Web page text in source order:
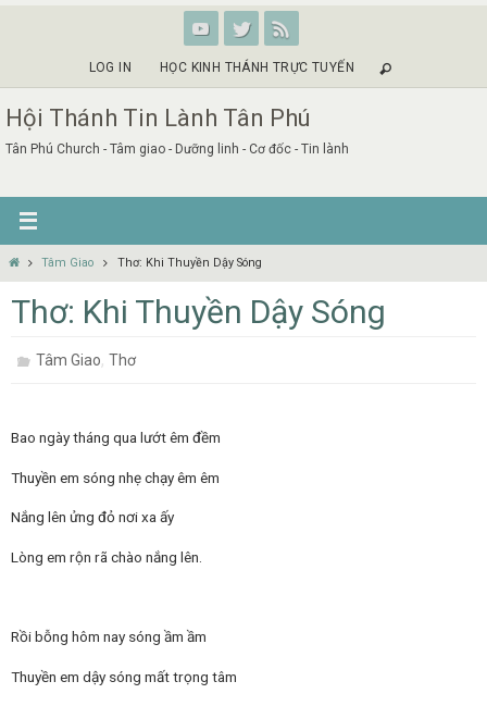
LOG IN HỌC KINH THÁNH TRỰC TUYẾN
Hội Thánh Tin Lành Tân Phú
Tân Phú Church - Tâm giao - Dưỡng linh - Cơ đốc - Tin lành
HomeTâm Giao Thơ: Khi Thuyền Dậy Sóng
Thơ: Khi Thuyền Dậy Sóng
Tâm Giao,Thơ
Bao ngày tháng qua lướt êm đềm
Thuyền em sóng nhẹ chạy êm êm
Nắng lên ửng đỏ nơi xa ấy
Lòng em rộn rã chào nắng lên.
Rồi bỗng hôm nay sóng ầm ầm
Thuyền em dậy sóng mất trọng tâm